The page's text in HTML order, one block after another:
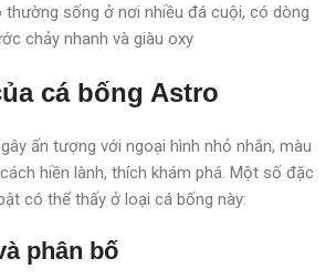
sống ở nơi nhiều đá cuội, có dòng
chảy nhanh và giàu oxy
cá bống Astro
ấn tượng với ngoại hình nhỏ nhắn, màu
hiền lành, thích khám phá. Một số đặc
có thể thấy ở loại cá bống này:
phân bố